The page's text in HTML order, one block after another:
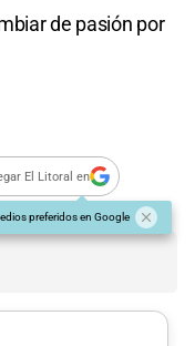
de pasión por
El Litoral en
preferidos en Google